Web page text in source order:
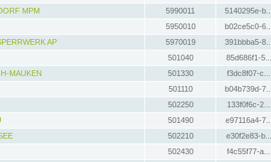
MPM
5990011 5140295e-b...
5950010 b02ce5c0-6...
AP
5970019 391bbba5-8...
501040 85d686f1-5...
MAUKEN
501330 f3dc8f07-c...
501110 b04b739d-7...
502250 133f0f6c-2...
501490 e97116a4-7...
502210 e30f2e83-b...
502430 f4c55f77-a...